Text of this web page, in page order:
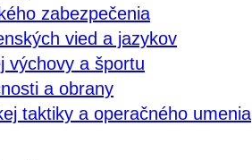
zabezpečenia
vied a jazykov
výchovy a športu
a obrany
taktiky a operačného umenia